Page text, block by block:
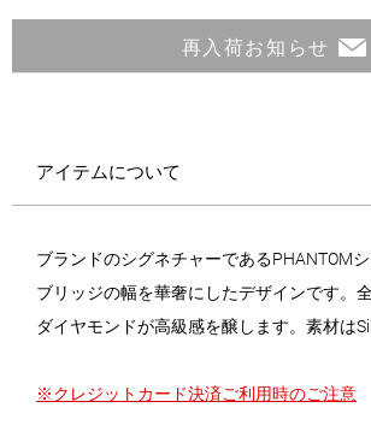
再入荷お知らせ
アイテムについて
ブランドのシグネチャーであるPHANTOM
ブリッジの幅を華奢にしたデザインです。
ダイヤモンドが高級感を醸します。素材は
※クレジットカード決済ご利用時のご注意